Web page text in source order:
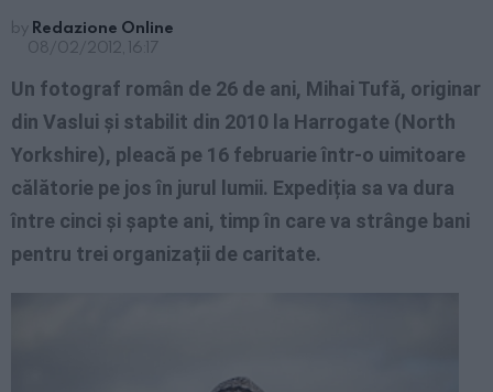
by Redazione Online
08/02/2012, 16:17
Un fotograf român de 26 de ani, Mihai Tufă, originar
din Vaslui și stabilit din 2010 la Harrogate (North
Yorkshire), pleacă pe 16 februarie într-o uimitoare
călătorie pe jos în jurul lumii. Expediția sa va dura
între cinci și șapte ani, timp în care va strânge bani
pentru trei organizații de caritate.